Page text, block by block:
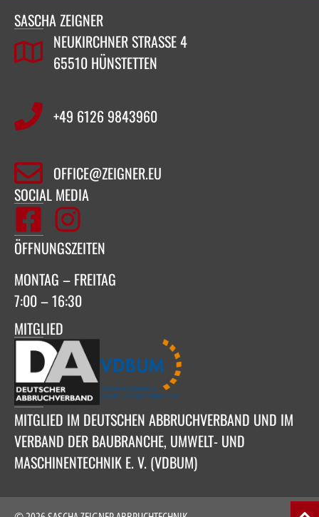
SASCHA ZEIGNER
NEUKIRCHNER STRASSE 4
65510 HÜNSTETTEN
+49 6126 9843960‬
OFFICE@ZEIGNER.EU
SOCIAL MEDIA
ÖFFNUNGSZEITEN
MONTAG – FREITAG
7:00 – 16:30
MITGLIED
MITGLIED IM DEUTSCHEN ABBRUCHVERBAND UND IM
VERBAND DER BAUBRANCHE, UMWELT- UND
MASCHINENTECHNIK E. V. (VDBUM)